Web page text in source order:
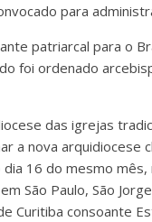
para
patriarcal para o
foi ordenado
das igrejas
a nova arquidiocese
16 do mesmo
São Paulo, São
Curitiba consoante